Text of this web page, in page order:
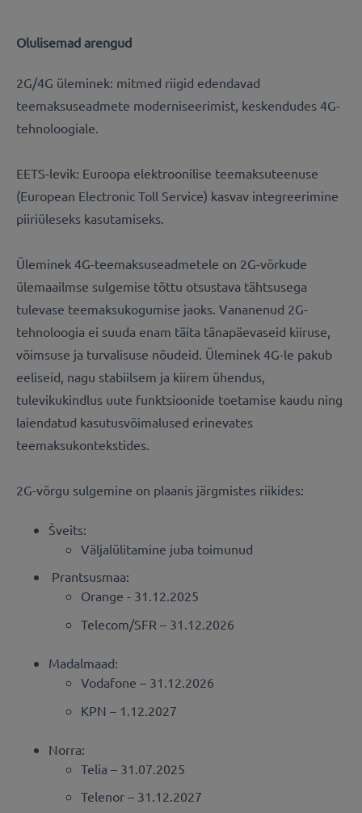
Olulisemad arengud
2G/4G üleminek: mitmed riigid edendavad
teemaksuseadmete moderniseerimist, keskendudes 4G-
tehnoloogiale.
EETS-levik: Euroopa elektroonilise teemaksuteenuse
(European Electronic Toll Service) kasvav integreerimine
piiriüleseks kasutamiseks.
Üleminek 4G-teemaksuseadmetele on 2G-võrkude
ülemaailmse sulgemise tõttu otsustava tähtsusega
tulevase teemaksukogumise jaoks. Vananenud 2G-
tehnoloogia ei suuda enam täita tänapäevaseid kiiruse,
võimsuse ja turvalisuse nõudeid. Üleminek 4G-le pakub
eeliseid, nagu stabiilsem ja kiirem ühendus,
tulevikukindlus uute funktsioonide toetamise kaudu ning
laiendatud kasutusvõimalused erinevates
teemaksukontekstides.
2G-võrgu sulgemine on plaanis järgmistes riikides:
Šveits:
Väljalülitamine juba toimunud
Prantsusmaa:
Orange - 31.12.2025
Telecom/SFR – 31.12.2026
Madalmaad:
Vodafone – 31.12.2026
KPN – 1.12.2027
Norra:
Telia – 31.07.2025
Telenor – 31.12.2027